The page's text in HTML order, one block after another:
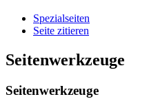
Spezialseiten
Seite zitieren
Seitenwerkzeuge
Seitenwerkzeuge